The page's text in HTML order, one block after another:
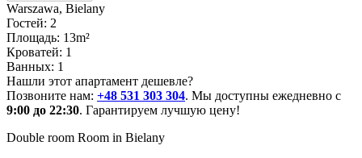
Warszawa, Bielany
Гостей: 2
Площадь: 13m²
Кроватей: 1
Ванных: 1
Нашли этот апартамент дешевле?
Позвоните нам: +48 531 303 304. Мы доступны ежедневно с
9:00 до 22:30. Гарантируем лучшую цену!
Double room Room in Bielany